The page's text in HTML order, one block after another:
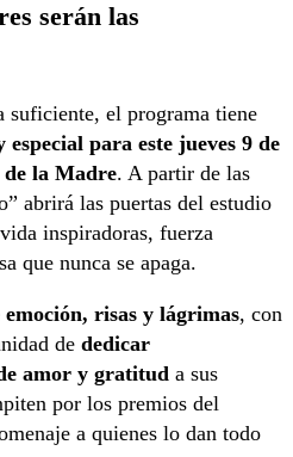
serán las
el programa tiene
especial para este jueves 9 de
la Madre. A partir de las
abrirá las puertas del estudio
inspiradoras, fuerza
que nunca se apaga.
emoción, risas y lágrimas, con
de dedicar
amor y gratitud a sus
por los premios del
a quienes lo dan todo